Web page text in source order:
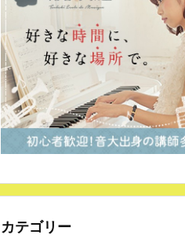
カテゴリー